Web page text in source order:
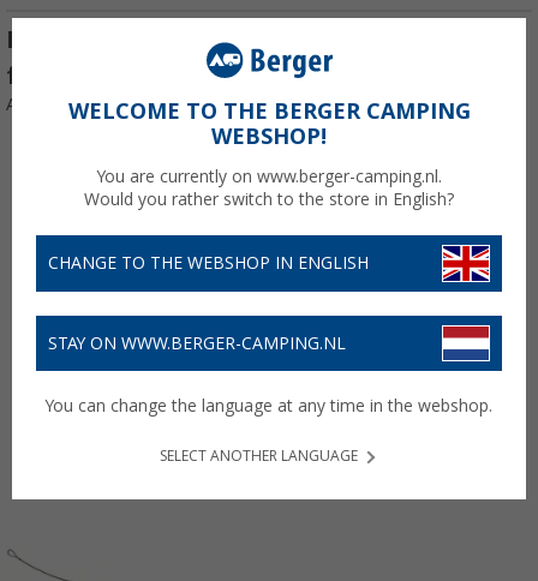
Fabbri verlengkabel fietsbevestiging voor
fietsendrager Gringo Bici 300 mm
Artikelnr: 326332WELCOME TO THE BERGER CAMPING
WEBSHOP!
You are currently on www.berger-camping.nl.
Would you rather switch to the store in English?
CHANGE TO THE WEBSHOP IN ENGLISH
STAY ON WWW.BERGER-CAMPING.NL
You can change the language at any time in the webshop.
SELECT ANOTHER LANGUAGE